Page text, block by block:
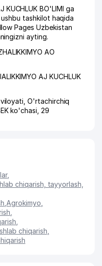
KUCHLUK BO'LIMI ga
tashkilot haqida
Pages Uzbekistan
ayting.
АО
AJ KUCHLUK
,O'rtachirchiq
ko'chasi, 29
,
chiqarish, tayyorlash,
Agrokimyo
chiqarish